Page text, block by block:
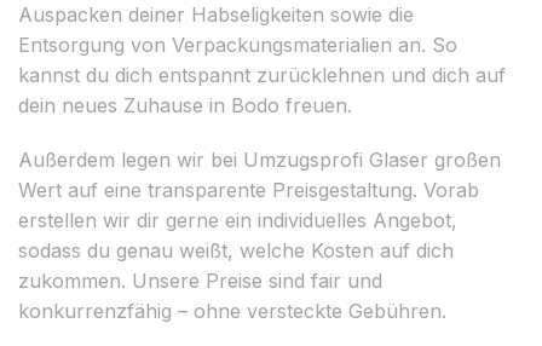
Auspacken deiner Habseligkeiten sowie die
Entsorgung von Verpackungsmaterialien an. So
kannst du dich entspannt zurücklehnen und dich auf
dein neues Zuhause in Bodo freuen.
Außerdem legen wir bei Umzugsprofi Glaser großen
Wert auf eine transparente Preisgestaltung. Vorab
erstellen wir dir gerne ein individuelles Angebot,
sodass du genau weißt, welche Kosten auf dich
zukommen. Unsere Preise sind fair und
konkurrenzfähig – ohne versteckte Gebühren.